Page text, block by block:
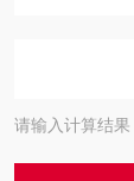
请输入计算结